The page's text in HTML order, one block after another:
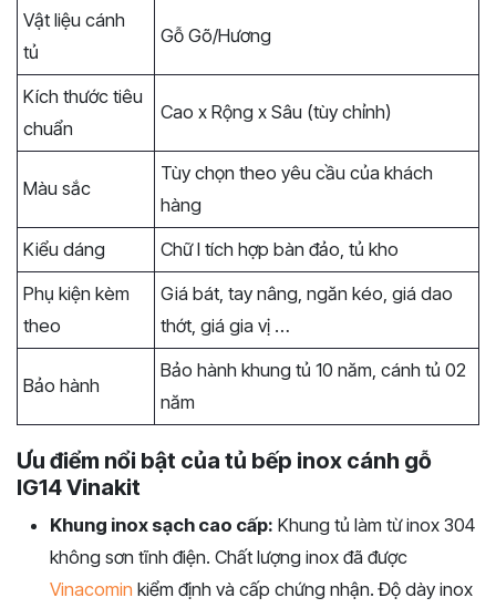
Vật liệu cánh
tủ
Gỗ Gõ/Hương
Kích thước tiêu
chuẩn
Cao x Rộng x Sâu (tùy chỉnh)
Màu sắc
Tùy chọn theo yêu cầu của khách
hàng
Kiểu dáng
Chữ I tích hợp bàn đảo, tủ kho
Phụ kiện kèm
theo
Giá bát, tay nâng, ngăn kéo, giá dao
thớt, giá gia vị …
Bảo hành
Bảo hành khung tủ 10 năm, cánh tủ 02
năm
Ưu điểm nổi bật của tủ bếp inox cánh gỗ
IG14 Vinakit
Khung inox sạch cao cấp: Khung tủ làm từ inox 304
không sơn tĩnh điện. Chất lượng inox đã được
Vinacomin kiểm định và cấp chứng nhận. Độ dày inox